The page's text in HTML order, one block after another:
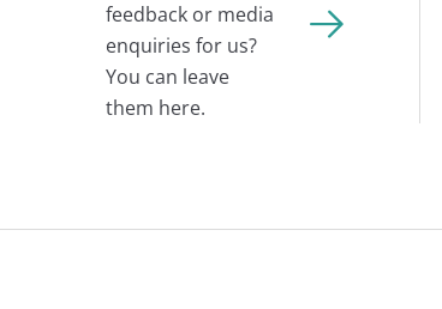
feedback or media
enquiries for us?
You can leave
them here.